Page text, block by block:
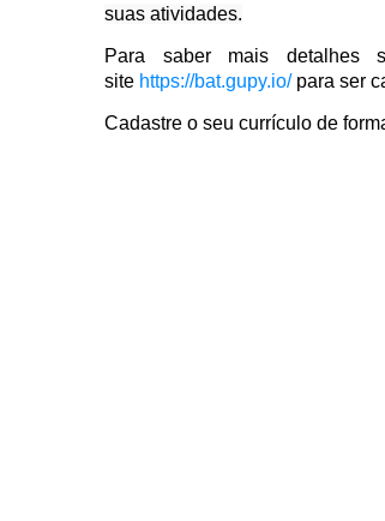
suas atividades.
Para saber mais detalhes
site https://bat.gupy.io/para ser
Cadastre o seu currículo de